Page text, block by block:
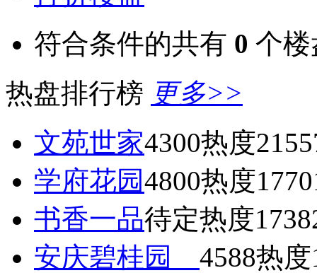
符合条件的共有 0 个楼
热盘排行榜 更多>>
文苑世家4300热度
学府花园4800热度
书香一品待定热度
安庆碧桂园 4588热度